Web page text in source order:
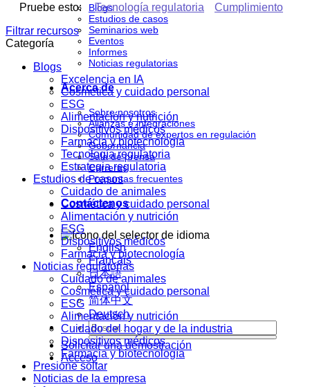
Blogs
Estudios de casos
Seminarios web
Eventos
Informes
Noticias regulatorias
Acerca de
Sobre nosotros
Alianzas e integraciones
Comunidad de expertos en regulación
Gobernancia
Sala de prensa
Carreras
Preguntas frecuentes
Contáctenos
English
Français
日本語
Español
简体中文
Deutsch
Solicitar una demostración
Acceso
Pruebe esto: Tecnología regulatoria
Cumplimiento
Filtrar recursos
Categoría
Blogs
Excelencia en IA
Cosmética y cuidado personal
ESG
Alimentación y nutrición
Dispositivos médicos
Farmacia y biotecnología
Tecnología regulatoria
Estrategia regulatoria
Estudios de casos
Cuidado de animales
Cosmética y cuidado personal
Alimentación y nutrición
ESG
Dispositivos médicos
Farmacia y biotecnología
Noticias regulatorias
Cuidado de animales
Cosmética y cuidado personal
ESG
Alimentación y nutrición
Cuidado del hogar y de la industria
Dispositivos médicos
Farmacia y biotecnología
Presione soltar
Noticias de la empresa